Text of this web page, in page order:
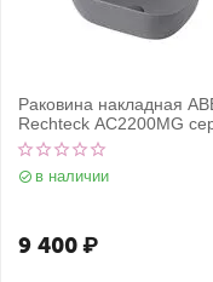
Раковина накладная
Rechteck AC2200MG
матовая
в наличии
9 400₽